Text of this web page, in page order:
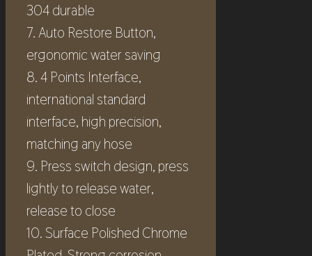
304 durable
7. Auto Restore Button,
ergonomic water saving
8. 4 Points Interface,
international standard
interface, high precision,
matching any hose
9. Press switch design, press
lightly to release water,
release to close
10. Surface Polished Chrome